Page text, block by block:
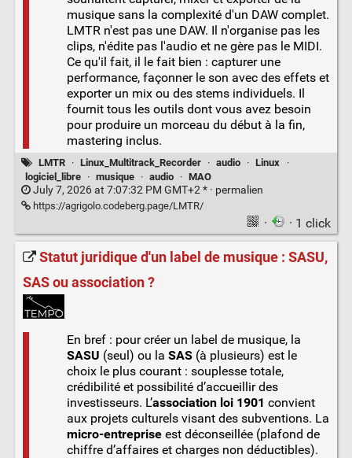
musique sans la complexité d'un DAW complet.
LMTR n'est pas une DAW. Il n'organise pas les
clips, n'édite pas l'audio et ne gère pas le MIDI.
Ce qu'il fait, il le fait bien : capturer une
performance, façonner le son avec des effets et
exporter un mix ou des stems individuels. Il
fournit tous les outils dont vous avez besoin
pour produire un morceau du début à la fin,
mastering inclus.
LMTR · Linux_Multitrack_Recorder · audio · Linux
·
logiciel_libre
· musique · audio · MAO
July 7, 2026 at 7:07:32 PM GMT+2 * · permalien
https://agrigolo.codeberg.page/LMTR/
· · 1 click
Statut juridique d'un label de musique : SASU,
SAS ou association ?
En bref : pour créer un label de musique, la
SASU (seul) ou la SAS(à plusieurs) est le
choix le plus courant : souplesse totale,
crédibilité et possibilité d’accueillir des
investisseurs. L’association loi 1901 convient
aux projets culturels visant des subventions. La
micro-entrepriseest déconseillée (plafond de
chiffre d’affaires et charges non déductibles).